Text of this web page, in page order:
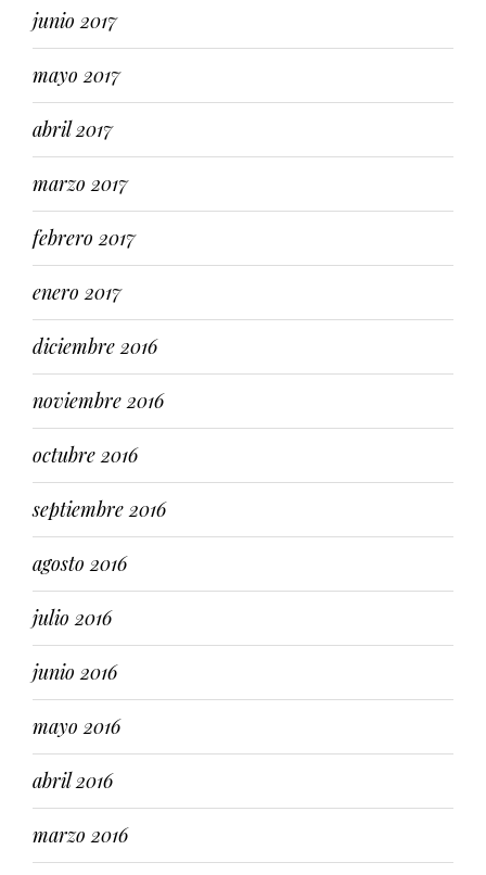
junio 2017
mayo 2017
abril 2017
marzo 2017
febrero 2017
enero 2017
diciembre 2016
noviembre 2016
octubre 2016
septiembre 2016
agosto 2016
julio 2016
junio 2016
mayo 2016
abril 2016
marzo 2016